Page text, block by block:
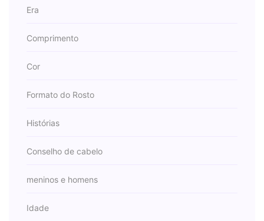
Era
Comprimento
Cor
Formato do Rosto
Histórias
Conselho de cabelo
meninos e homens
Idade